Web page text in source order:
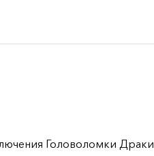
Головоломки Драки